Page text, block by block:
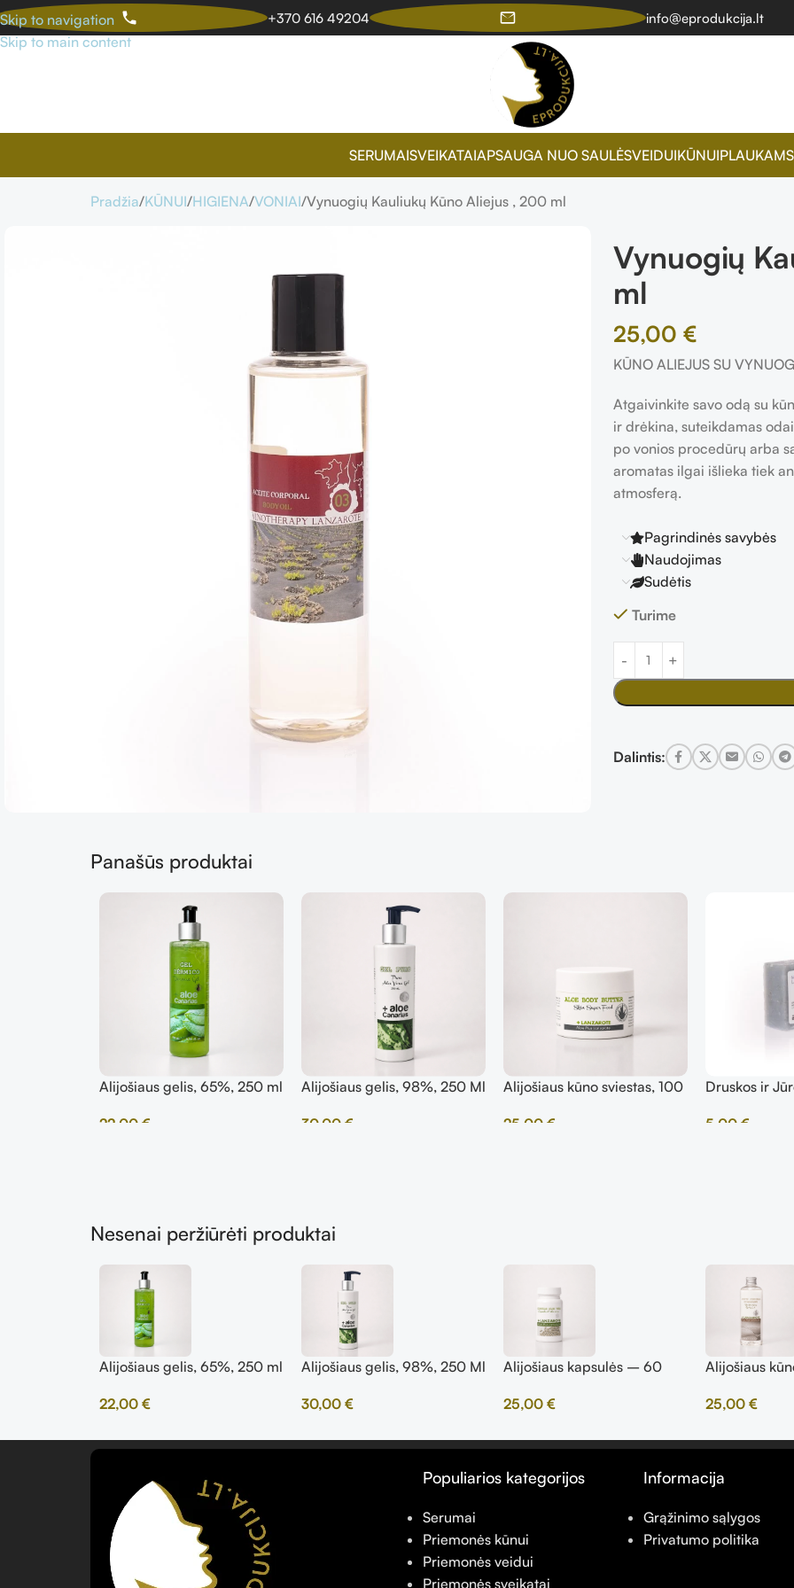
Skip to navigation
Skip to main content
+370 616 49204 info@eprodukcija.lt
SERUMAISVEIKATAIAPSAUGA NUO SAULĖSVEIDUIKŪNUIPLAUKAMS
Pradžia KŪNUI HIGIENA VONIAI Vynuogių Kauliukų Kūno Aliejus , 200 ml
Vynuogių
ml
25,00 €
KŪNO ALIEJUS SU
Atgaivinkite savo odą su
ir drėkina, suteikdamas
po vonios procedūrų arba
aromatas ilgai išlieka tiek
atmosferą.
Pagrindinės savybės
Naudojimas
Sudėtis
Turime
Dalintis:
Panašūs produktai
Alijošiaus gelis, 65%, 250 ml
22,00 €
Alijošiaus gelis, 98%, 250 Ml
30,00 €
Alijošiaus kūno sviestas, 100
25,00 €
Druskos ir
5,00 €
Nesenai peržiūrėti produktai
Alijošiaus gelis, 65%, 250 ml
22,00 €
Alijošiaus gelis, 98%, 250 Ml
30,00 €
Alijošiaus kapsulės – 60
25,00 €
Alijošiaus
25,00 €
Populiarios kategorijos
Serumai
Priemonės kūnui
Priemonės veidui
Priemonės sveikatai
Informacija
Grąžinimo sąlygos
Privatumo politika